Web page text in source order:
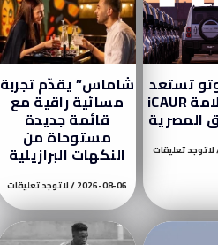
تستعد
لإطلاق علامة iCAUR
المصرية
لا توجد تعليقات
شاماس” يقدّم تجربة
مسائية راقية مع
قائمة جديدة
مستوحاة من
النكهات البرازيلية
2026-08-06 لا توجد تعليقات